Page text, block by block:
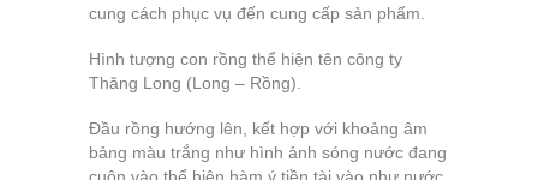
cung cách phục vụ đến cung cấp sản phẩm.
Hình tượng con rồng thể hiện tên công ty
Thăng Long (Long – Rồng).
Đầu rồng hướng lên, kết hợp với khoảng âm
bảng màu trắng như hình ảnh sóng nước đang